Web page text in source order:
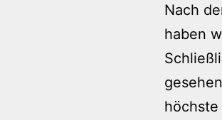
Nach
haben